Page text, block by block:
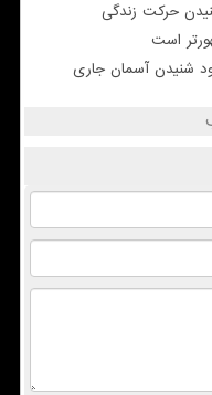
حرکت زندگی
است
شنیدن آسمان جاری